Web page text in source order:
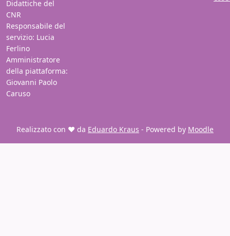
Didattiche del
CNR
Responsabile del
servizio: Lucia
Ferlino
Amministratore
della piattaforma:
Giovanni Paolo
Caruso
Realizzato con ❤️ da Eduardo Kraus - Powered by Moodle